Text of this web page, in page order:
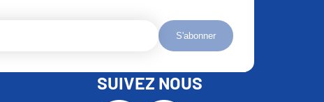
S'abonner
SUIVEZ NOUS